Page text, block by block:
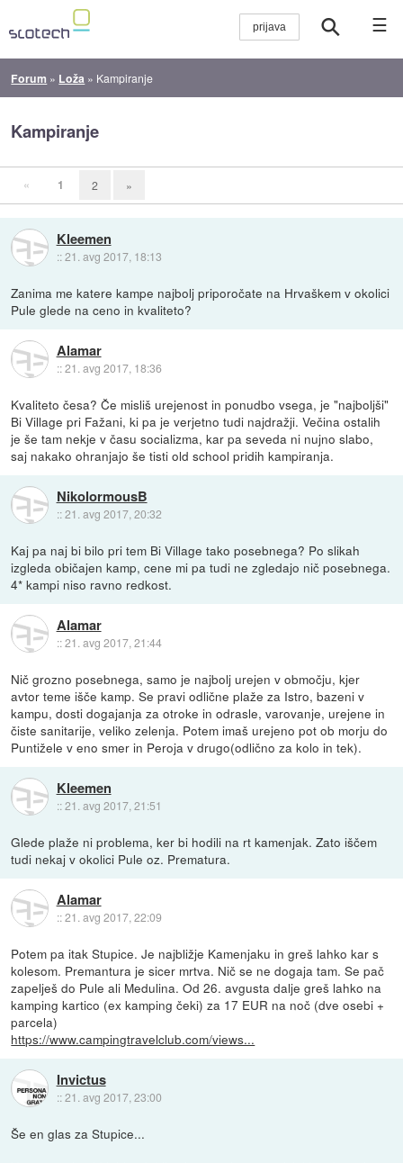
☰
Forum » Loža » Kampiranje
Kampiranje
« 1 2 »
Kleemen
::21. avg 2017, 18:13
Zanima me katere kampe najbolj priporočate na Hrvaškem v okolici
Pule glede na ceno in kvaliteto?
Alamar
::21. avg 2017, 18:36
Kvaliteto česa? Če misliš urejenost in ponudbo vsega, je "najboljši"
Bi Village pri Fažani, ki pa je verjetno tudi najdražji. Večina ostalih
je še tam nekje v času socializma, kar pa seveda ni nujno slabo,
saj nakako ohranjajo še tisti old school pridih kampiranja.
NikolormousB
::21. avg 2017, 20:32
Kaj pa naj bi bilo pri tem Bi Village tako posebnega? Po slikah
izgleda običajen kamp, cene mi pa tudi ne zgledajo nič posebnega.
4* kampi niso ravno redkost.
Alamar
::21. avg 2017, 21:44
Nič grozno posebnega, samo je najbolj urejen v območju, kjer
avtor teme išče kamp. Se pravi odlične plaže za Istro, bazeni v
kampu, dosti dogajanja za otroke in odrasle, varovanje, urejene in
čiste sanitarije, veliko zelenja. Potem imaš urejeno pot ob morju do
Puntižele v eno smer in Peroja v drugo(odlično za kolo in tek).
Kleemen
::21. avg 2017, 21:51
Glede plaže ni problema, ker bi hodili na rt kamenjak. Zato iščem
tudi nekaj v okolici Pule oz. Prematura.
Alamar
::21. avg 2017, 22:09
Potem pa itak Stupice. Je najbližje Kamenjaku in greš lahko kar s
kolesom. Premantura je sicer mrtva. Nič se ne dogaja tam. Se pač
zapelješ do Pule ali Medulina. Od 26. avgusta dalje greš lahko na
kamping kartico (ex kamping čeki) za 17 EUR na noč (dve osebi +
parcela)
https://www.campingtravelclub.com/views...
Invictus
::21. avg 2017, 23:00
Še en glas za Stupice...